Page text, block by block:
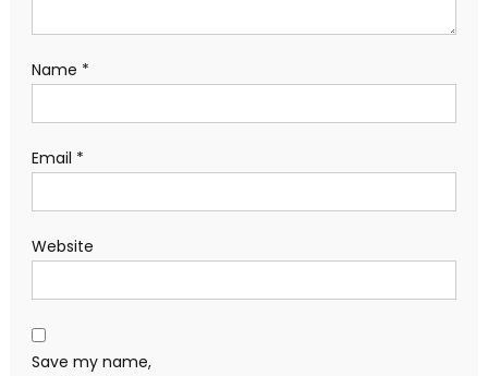
Name *
Email *
Website
Save my name,